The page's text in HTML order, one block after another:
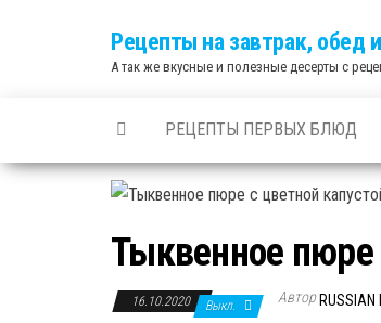
Рецепты на завтрак, обед
А так же вкусные и полезные десерты с
РЕЦЕПТЫ ПЕРВЫХ БЛЮД
Тыквенное пюре
16.10.2020 Выкл. Автор RUSSIAN